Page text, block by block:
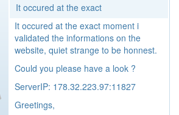
It occured at the exact
It occured at the exact moment i
validated the informations on the
website, quiet strange to be honnest.
Could you please have a look ?
ServerIP: 178.32.223.97:11827
Greetings,